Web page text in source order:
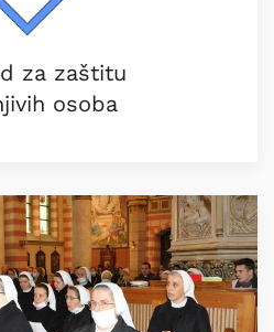
za zaštitu
osoba